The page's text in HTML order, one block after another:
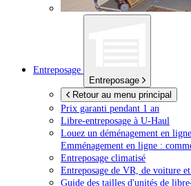
Entreposage
Entreposage
Retour au menu principal
Prix garanti pendant 1 an
Libre-entreposage à U-Haul
Louez un déménagement en
Emménagement en ligne :
Entreposage climatisé
Entreposage de VR, de voiture et
Guide des tailles d'unités de